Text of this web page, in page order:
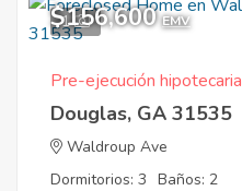
1
$156,600 EMV
Pre-ejecución hipotecaria
Douglas, GA 31535
Waldroup Ave
Dormitorios: 3 Baños: 2